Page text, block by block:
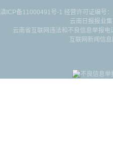
滇ICP备11000491号-1 经营许可证编号
云南日报报业
云南省互联网违法和不良信息举报
互联网新闻信